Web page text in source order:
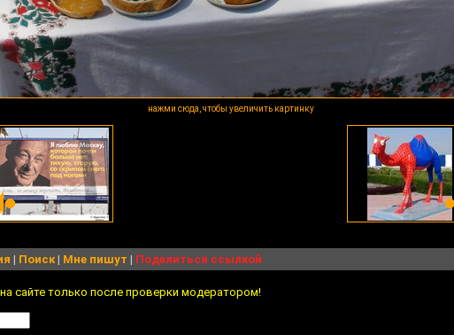
нажми сюда, чтобы увеличить картинку
| Поиск| Мне пишут | Поделиться ссылкой
сайте только после проверки модератором!